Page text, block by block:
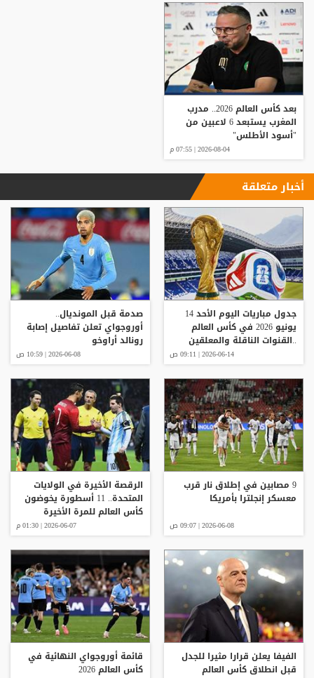
بعد كأس العالم 2026.. مدرب
المغرب يستبعد 6 لاعبين من
"أسود الأطلس"
2026-08-04 | 07:55 م
أخبار متعلقة
جدول مباريات اليوم الأحد 14
يونيو 2026 في كأس العالم
..القنوات الناقلة والمعلقين
2026-06-14 | 09:11 ص
صدمة قبل المونديال..
أوروجواي تعلن تفاصيل إصابة
رونالد أراوخو
2026-06-08 | 10:59 ص
9 مصابين في إطلاق نار قرب
معسكر إنجلترا بأمريكا
2026-06-08 | 09:07 ص
الرقصة الأخيرة في الولايات
المتحدة.. 11 أسطورة يخوضون
كأس العالم للمرة الأخيرة
2026-06-07 | 01:30 م
الفيفا يعلن قرارا مثيرا للجدل
قبل انطلاق كأس العالم
قائمة أوروجواي النهائية في
كأس العالم 2026